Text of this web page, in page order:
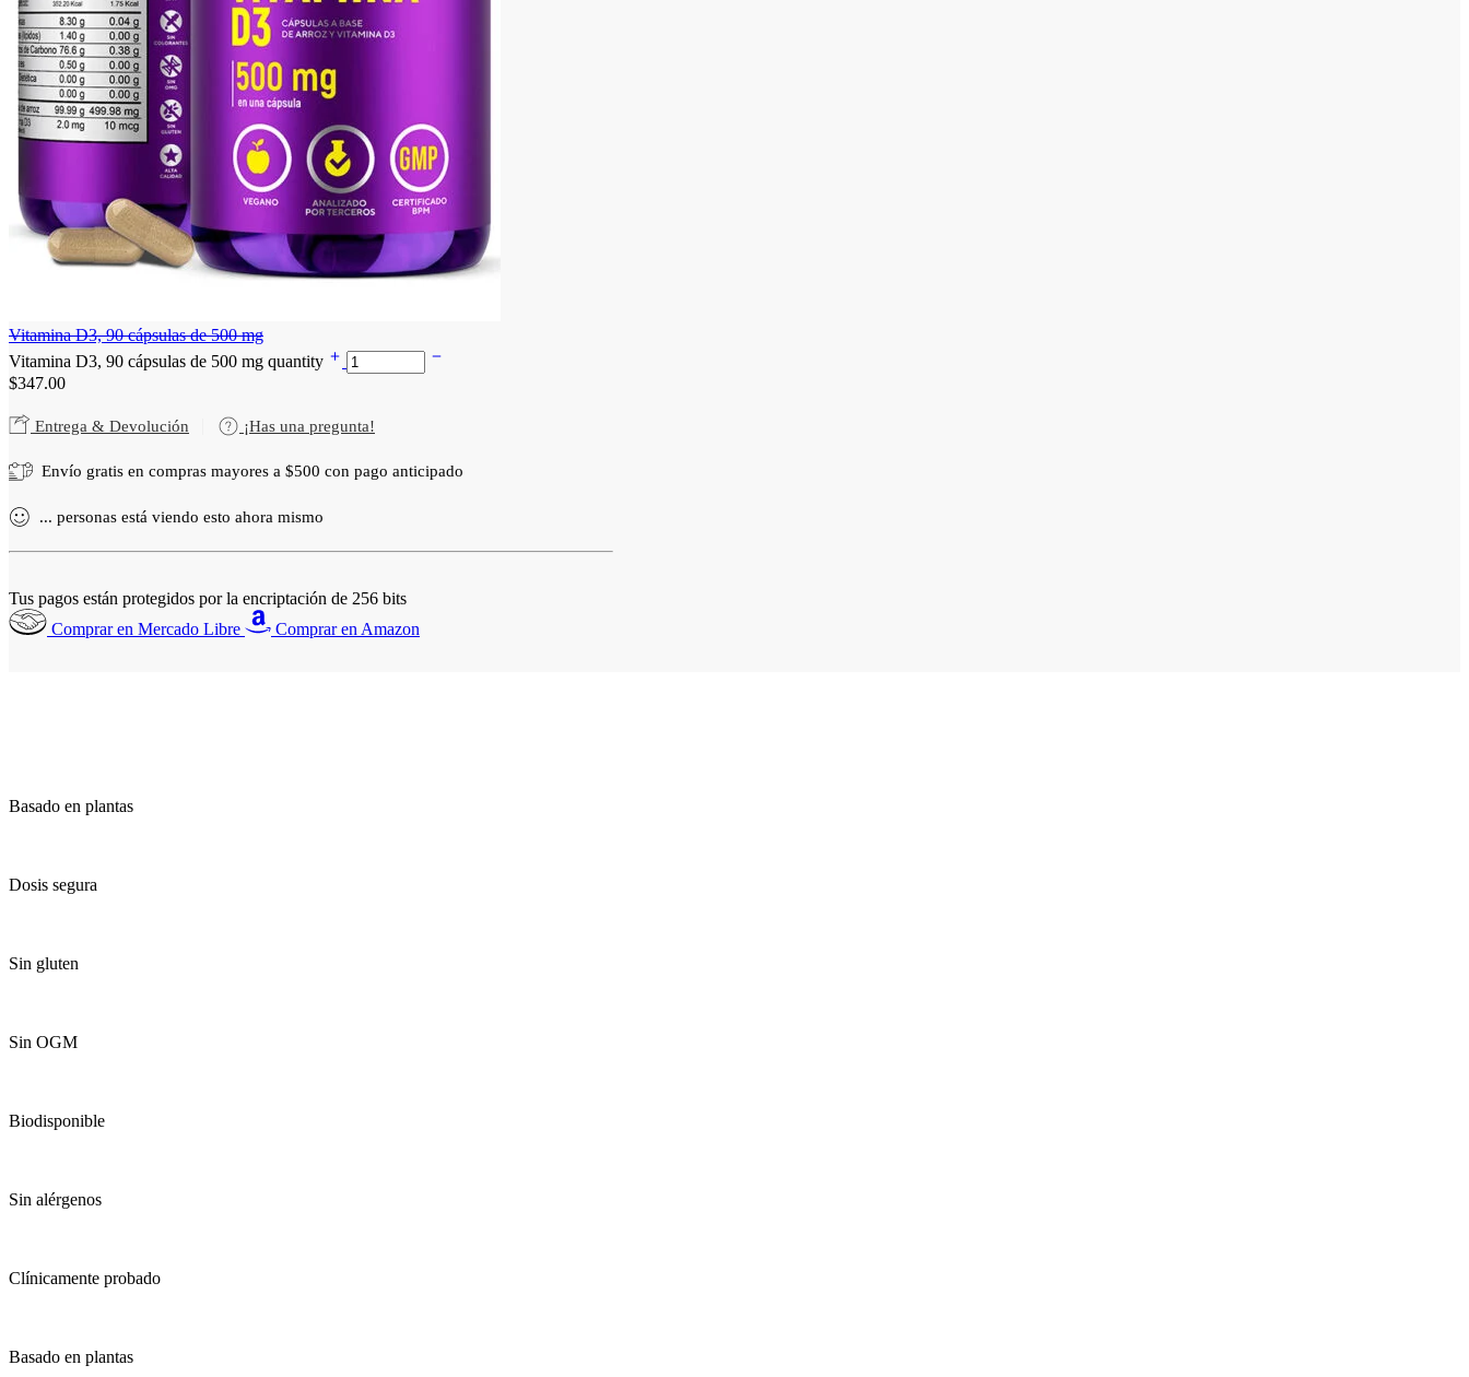
Vitamina D3, 90 cápsulas de 500 mg
Vitamina D3, 90 cápsulas de 500 mg quantity
$347.00
Entrega & Devolución ¡Has una pregunta!
Envío gratis en compras mayores a $500 con pago anticipado
... personas está viendo esto ahora mismo
Tus pagos están protegidos por la encriptación de 256 bits
Comprar en Mercado Libre
Comprar en Amazon
Basado en plantas
Dosis segura
Sin gluten
Sin OGM
Biodisponible
Sin alérgenos
Clínicamente probado
Basado en plantas